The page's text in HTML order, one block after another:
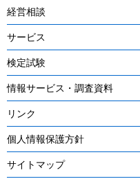
経営相談
サービス
検定試験
情報サービス・調査資料
リンク
個人情報保護方針
サイトマップ